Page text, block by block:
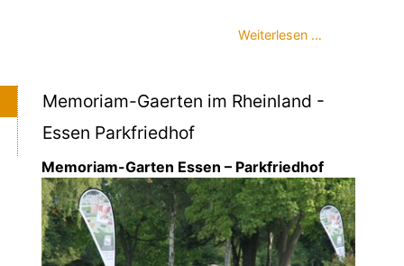
Weiterlesen …
Memoriam-Gaerten im Rheinland -
Essen Parkfriedhof
Memoriam-Garten Essen – Parkfriedhof